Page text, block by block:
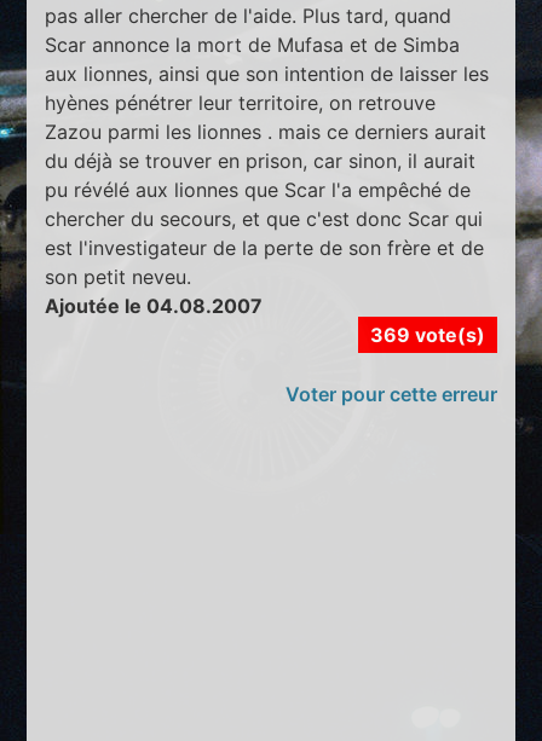
pas aller chercher de l'aide. Plus tard, quand
Scar annonce la mort de Mufasa et de Simba
aux lionnes, ainsi que son intention de laisser les
hyènes pénétrer leur territoire, on retrouve
Zazou parmi les lionnes . mais ce derniers aurait
du déjà se trouver en prison, car sinon, il aurait
pu révélé aux lionnes que Scar l'a empêché de
chercher du secours, et que c'est donc Scar qui
est l'investigateur de la perte de son frère et de
son petit neveu.
Ajoutée le 04.08.2007
369 vote(s)
Voter pour cette erreur